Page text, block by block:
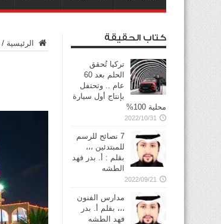
الرئيسية /
كتاب الحقيقة
تركيا تُحقق
الحلم بعد 60
عام .. وتحتفل
بإنتاج أول سيارة
محلية 100%
2022/10/31
7 نصائح للرسم
للمبتدئين ،،،
بقلم : أ. بدر فهد
الطشه
2022/09/21
مدارس الفنون
،،، بقلم أ. بدر
فهد الطشه